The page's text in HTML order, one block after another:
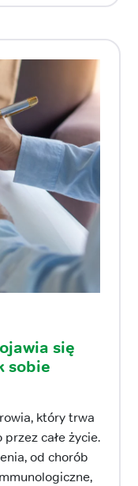
się
sobie
który trwa
całe życie.
od chorób